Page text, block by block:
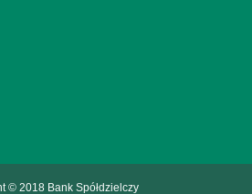
© 2018 Bank Spółdzielczy